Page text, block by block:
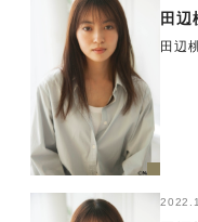
田辺
田辺